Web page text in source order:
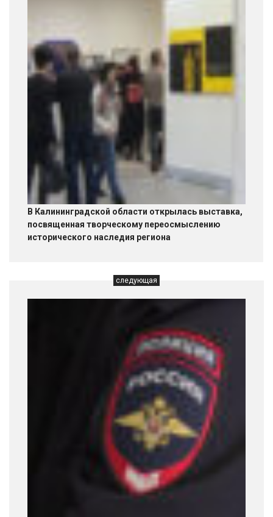
В Калининградской области открылась выставка,
посвященная творческому переосмыслению
исторического наследия региона
следующая